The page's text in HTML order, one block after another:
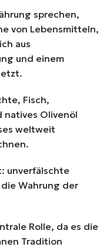
sprechen,
von Lebensmitteln,
aus
und einem
Fisch,
natives Olivenöl
weltweit
unverfälschte
Wahrung der
Rolle, da es die
Tradition